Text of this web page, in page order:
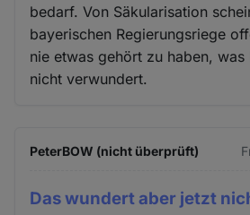
bedarf. Von Säkularisation
bayerischen Regierungsriege
nie etwas gehört zu haben,
nicht verwundert.
PeterBOW (nicht überprüft)
Das wundert aber jetzt